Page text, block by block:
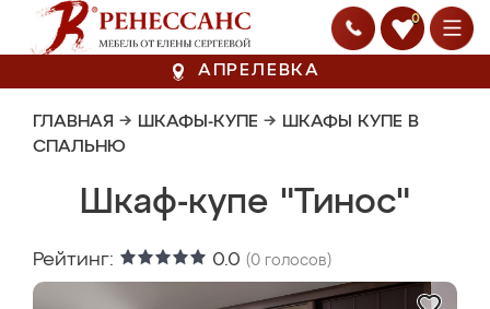
0
АПРЕЛЕВКА
ГЛАВНАЯ → ШКАФЫ-КУПЕ → ШКАФЫ КУПЕ В
СПАЛЬНЮ
Шкаф-купе "Тинос"
Рейтинг: 0.0 (0 голосов)